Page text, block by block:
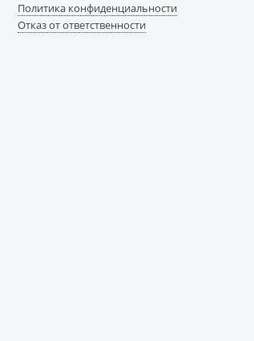
Политика конфиденциальности
Отказ от ответственности